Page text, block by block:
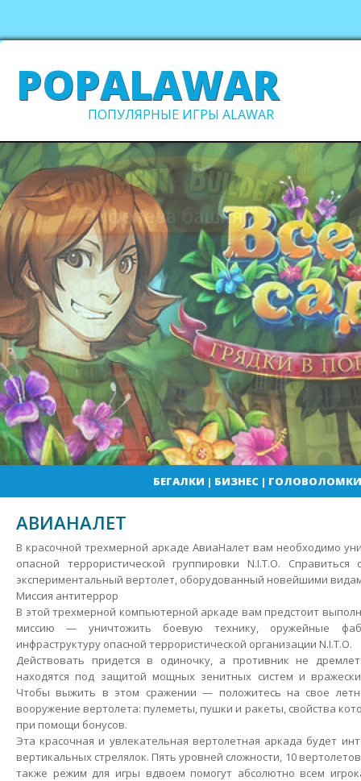
POPALAWAR
ПОПУЛЯРНЫЕ ИГРЫ ALAWAR
БЕГАЛКИ | БИЗНЕС| ГОЛОВОЛОМКИ
АВИАНАЛЕТ
В красочной трехмерной аркаде АвиаНалет вам необходимо
опасной террористической группировки N.I.T.O.
экспериментальный вертолет, оборудованный новейшими
Миссия антитеррор
В этой трехмерной компьютерной аркаде вам предстоит
миссию — уничтожить боевую технику, оружейные
инфраструктуру опасной террористической организации N.I.T.O.
Действовать придется в одиночку, а противник не
находятся под защитой мощных зенитных систем и
Чтобы выжить в этом сражении — положитесь на свое
вооружение вертолета: пулеметы, пушки и ракеты, свойства
при помощи бонусов.
Эта красочная и увлекательная вертолетная аркада будет
вертикальных стрелялок. Пять уровней сложности, 10
также режим для игры вдвоем помогут абсолютно всем